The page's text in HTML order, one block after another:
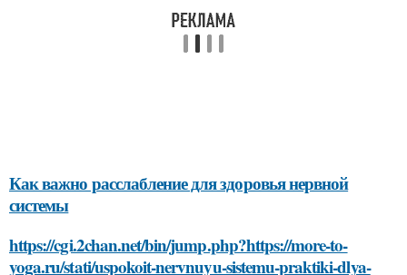
Как важно расслабление для здоровья нервной
системы
https://cgi.2chan.net/bin/jump.php?https://more-to-
yoga.ru/stati/uspokoit-nervnuyu-sistemu-praktiki-dlya-